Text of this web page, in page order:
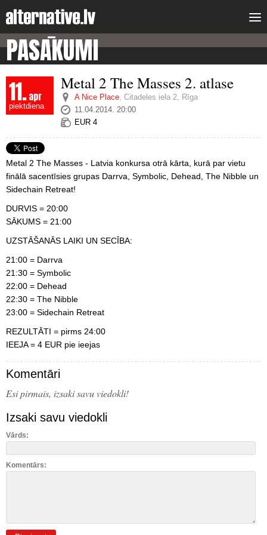
PASĀKUMI
11.apr
piektdiena
Metal 2 The Masses 2. atlase
A Nice Place, Citadeles iela 2, Rīga
11.04.2014. 20:00
EUR 4
Metal 2 The Masses - Latvia konkursa otrā kārta, kurā par vietu
finālā sacentīsies grupas Darrva, Symbolic, Dehead, The Nibble un
Sidechain Retreat!
DURVIS = 20:00
SĀKUMS = 21:00
UZSTĀŠANĀS LAIKI UN SECĪBA:
21:00 = Darrva
21:30 = Symbolic
22:00 = Dehead
22:30 = The Nibble
23:00 = Sidechain Retreat
REZULTĀTI = pirms 24:00
IEEJA = 4 EUR pie ieejas
Komentāri
Esi pirmais, izsaki savu viedokli!
Izsaki savu viedokli
Vārds:
Komentārs: